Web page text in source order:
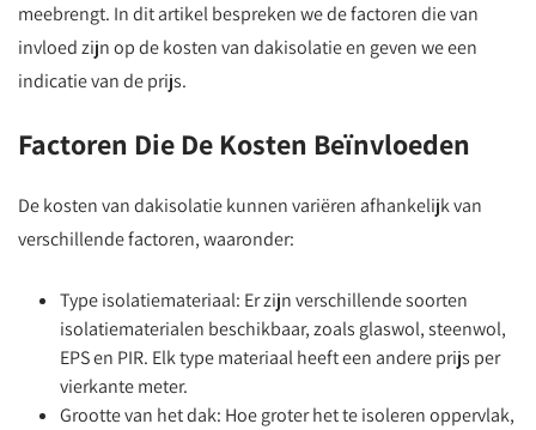
meebrengt. In dit artikel bespreken we de factoren die van
invloed zijn op de kosten van dakisolatie en geven we een
indicatie van de prijs.
Factoren Die De Kosten Beïnvloeden
De kosten van dakisolatie kunnen variëren afhankelijk van
verschillende factoren, waaronder:
Type isolatiemateriaal: Er zijn verschillende soorten
isolatiematerialen beschikbaar, zoals glaswol, steenwol,
EPS en PIR. Elk type materiaal heeft een andere prijs per
vierkante meter.
Grootte van het dak: Hoe groter het te isoleren oppervlak,